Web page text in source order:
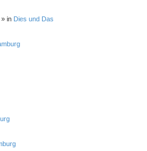
» in Dies und Das